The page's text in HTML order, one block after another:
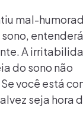
mal-
A
do sono não
Se você está
seja hora